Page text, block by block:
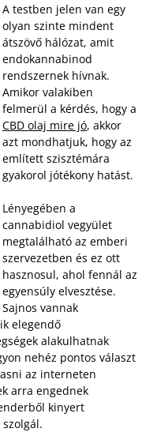
A testben jelen van egy
olyan szinte mindent
átszövő hálózat, amit
endokannabinod
rendszernek hívnak.
Amikor valakiben
felmerül a kérdés, hogy a
CBD olaj mire jó, akkor
azt mondhatjuk, hogy az
említett szisztémára
gyakorol jótékony hatást.
Lényegében a
cannabidiol vegyület
megtalálható az emberi
szervezetben és ez ott
hasznosul, ahol fennál az
egyensúly elvesztése.
Sajnos vannak
elegendő
alakulhatnak
nehéz pontos választ
az interneten
arra engednek
kinyert